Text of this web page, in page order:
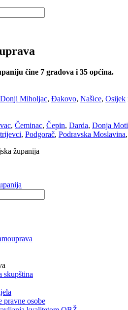
čine 7 gradova i 35 općina.
Donji Miholjac, Đakovo, Našice, Osijek
, Čeminac, Čepin, Darda, Donja
, Podgorač, Podravska Moslavina,
županija
skupština
pravne osobe